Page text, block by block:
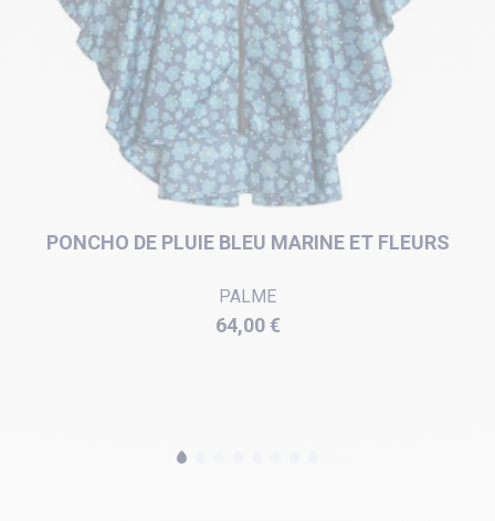
PONCHO DE PLUIE BLEU MARINE ET FLEURS
PALME
Prix
64,00 €